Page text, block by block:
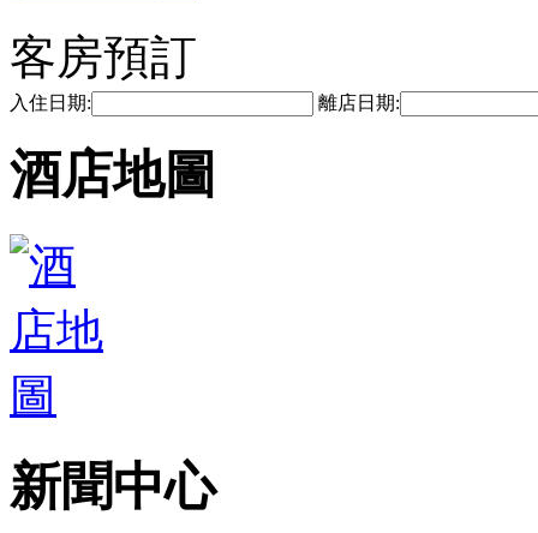
客房預訂
入住日期: 離店日期:
酒店地圖
新聞中心